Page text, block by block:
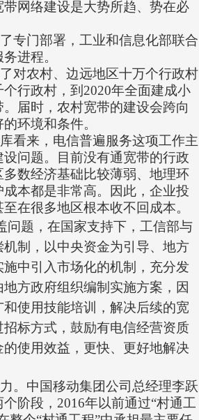
带网络建设是大势所趋、势在必
专门部署，工业和信息化部联合
务进程。
对农村、边远地区十万个行政村
行政村，到 2020年全面建成小
届时，农村宽带的建设会跨向
环境和条件。
看来， 电信普遍服务这项工作主
问题。目前没有通宽带的行政
数经济基础比较薄弱、地理环
本都是非常高。因此，企业投
在很多地区根本收不回成本。
问题，在国家支持下，工信部与
制，以中央资金为引导、地方
中引入市场化的机制，充分发
方政府组织编制实施方案，因
使用技能培训，解决后续的宽
招标方式，鼓励有电信经营资质
使用效益，更快、更好地解决
。 中国移动集团公司总经理李跃
阶段， 2016年以前通过“村通工